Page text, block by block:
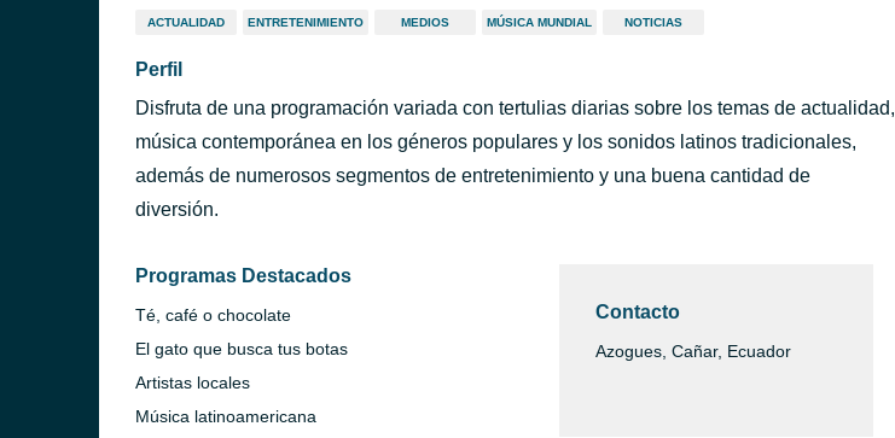
ACTUALIDAD ENTRETENIMIENTO MEDIOS MÚSICA MUNDIAL NOTICIAS
Perfil
Disfruta de una programación variada con tertulias diarias sobre los temas de actualidad,
música contemporánea en los géneros populares y los sonidos latinos tradicionales,
además de numerosos segmentos de entretenimiento y una buena cantidad de
diversión.
Programas Destacados
Té, café o chocolate
El gato que busca tus botas
Artistas locales
Música latinoamericana
Contacto
Azogues, Cañar, Ecuador